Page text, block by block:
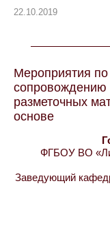
22.10.2019
Мероприятия по
сопровождению
разметочных
основе
ФГБОУ ВО
Заведующий